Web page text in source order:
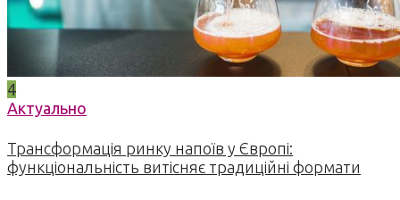
4
Актуально
Трансформація ринку напоїв у Європі:
функціональність витісняє традиційні формати